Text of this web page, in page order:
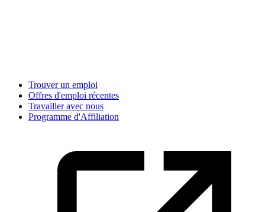
Trouver un emploi
Offres d'emploi récentes
Travailler avec nous
Programme d'Affiliation